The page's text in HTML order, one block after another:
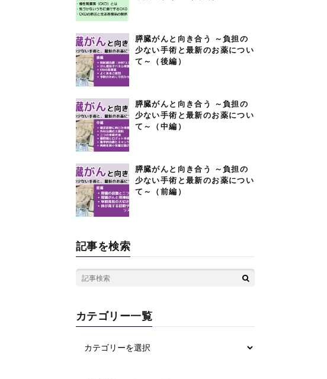
膵臓がんと向き合う ～負担の
少ない手術と最新のお薬につい
て～（後編）
膵臓がんと向き合う ～負担の
少ない手術と最新のお薬につい
て～（中編）
膵臓がんと向き合う ～負担の
少ない手術と最新のお薬につい
て～（前編）
記事を検索
カテゴリー一覧